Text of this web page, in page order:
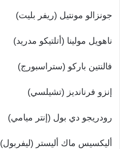
جونزالو مونتيل (ريفر بليت)
ناهويل مولينا (أتلتيكو مدريد)
فالنتين باركو (ستراسبورج)
إنزو فرنانديز (تشيلسي)
رودريجو دي بول (إنتر ميامي)
أليكسيس ماك أليستر (ليفربول)